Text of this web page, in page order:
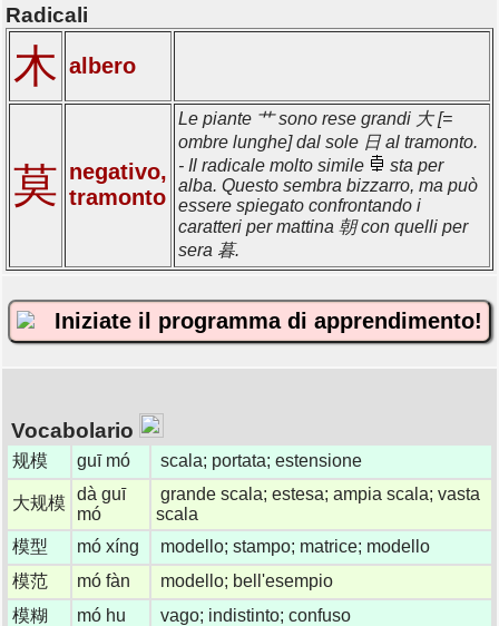
Radicali
木 albero
莫 negativo,
tramonto
Le piante 艹 sono rese grandi 大 [=
ombre lunghe] dal sole 日 al tramonto.
- Il radicale molto simile
sta per
alba. Questo sembra bizzarro, ma può
essere spiegato confrontando i
caratteri per mattina 朝 con quelli per
sera 暮.
Iniziate il programma di apprendimento!
Vocabolario
规模 guī mó scala; portata; estensione
大规模
dà guī
mó
grande scala; estesa; ampia scala; vasta
scala
模型
mó xíng
modello; stampo; matrice; modello
模范
mó fàn
modello; bell'esempio
模糊
mó hu
vago; indistinto; confuso